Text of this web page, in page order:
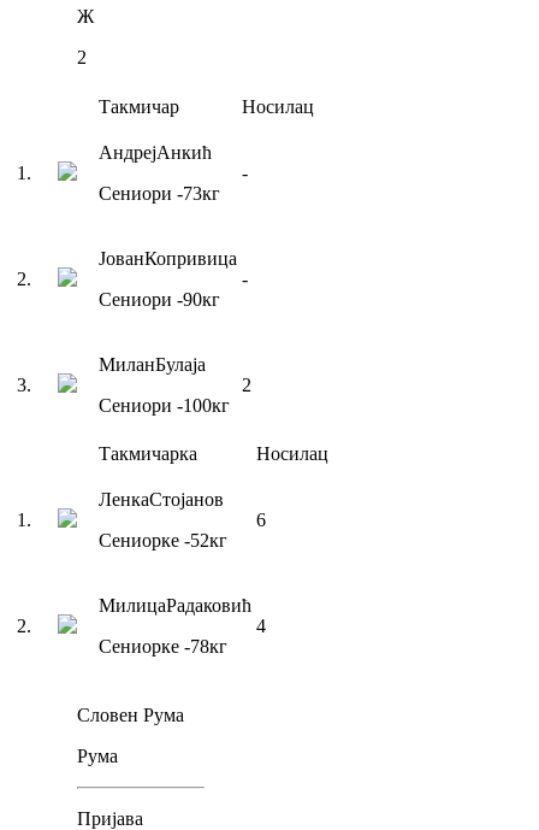
Ж
2
Такмичар Носилац
1 .
АндрејАнкић
Сениори -73кг
-
2.
ЈованКопривица
Сениори -90кг
-
3.
МиланБулаја
Сениори -100кг
2
Такмичарка Носилац
1 .
ЛенкаСтојанов
Сениорке -52кг
6
2.
МилицаРадаковић
Сениорке -78кг
4
Словен Рума
Рума
Пријава